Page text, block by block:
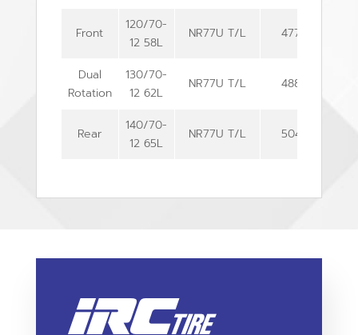
Front
120/70-
12 58L
NR77U T/L 477
Dual
Rotation
130/70-
12 62L
NR77U T/L 488
Rear
140/70-
12 65L
NR77U T/L 504